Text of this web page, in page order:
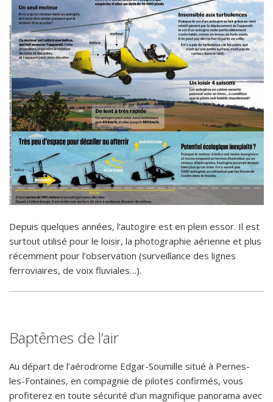
Depuis quelques années, l’autogire est en plein essor. Il est
surtout utilisé pour le loisir, la photographie aérienne et plus
récemment pour l’observation (surveillance des lignes
ferroviaires, de voix fluviales…).
Baptêmes de l’air
Au départ de l’aérodrome Edgar-Soumille situé à Pernes-
les-Fontaines, en compagnie de pilotes confirmés, vous
profiterez en toute sécurité d’un magnifique panorama avec